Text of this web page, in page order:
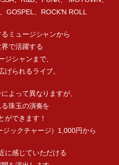
GOSPEL、ROCK'N ROLL
ミュージシャンから
界で活躍する
ジシャンまで、
げられるライブ。
よって異なりますが、
珠玉の演奏を
ができます！
ックチャージ）1,000円から
に感じていただける